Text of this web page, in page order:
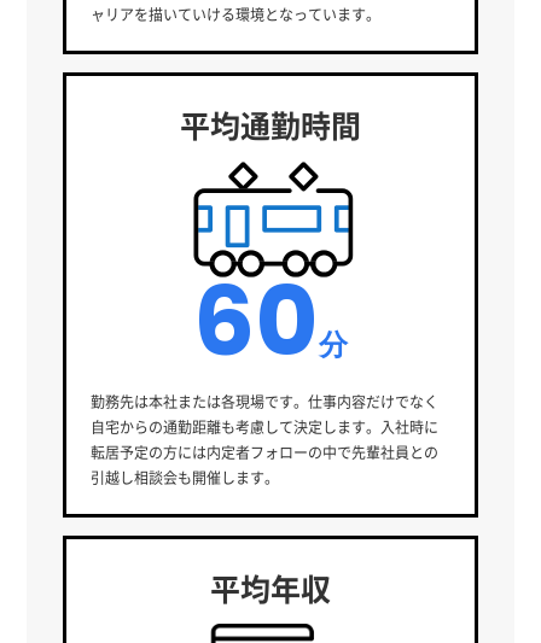
ャリアを描いていける環境となっています。
平均通勤時間
60分
勤務先は本社または各現場です。仕事内容だけでなく
自宅からの通勤距離も考慮して決定します。入社時に
転居予定の方には内定者フォローの中で先輩社員との
引越し相談会も開催します。
平均年収